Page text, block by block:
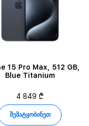
15 Pro Max, 512 GB,
Blue Titanium
4 849 ₾
შემატყობინეთ